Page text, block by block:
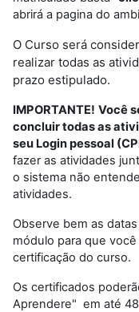
abrirá a pagina do
O Curso será
realizar todas as
prazo estipulado.
IMPORTANTE! Você
concluir todas as
seu Login pessoal
fazer as atividades
o sistema não
atividades.
Observe bem as
módulo para que
certificação do curso.
Os certificados
Aprendere" em até